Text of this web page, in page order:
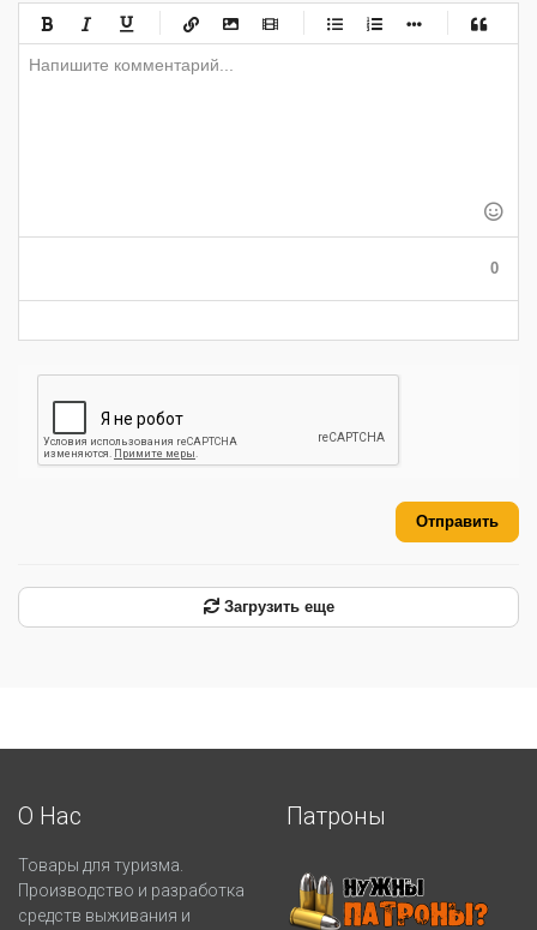
-
-
-
0
Отправить
Загрузить еще
О Нас
Товары для туризма.
Производство и разработка
средств выживания и
Патроны